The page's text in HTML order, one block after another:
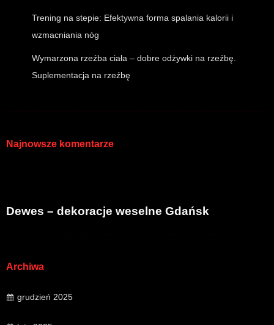
Trening na stepie: Efektywna forma spalania kalorii i
wzmacniania nóg
Wymarzona rzeźba ciała – dobre odżywki na rzeźbę.
Suplementacja na rzeźbę
Najnowsze komentarze
Dewes – dekoracje weselne Gdańsk
Archiwa
grudzień 2025